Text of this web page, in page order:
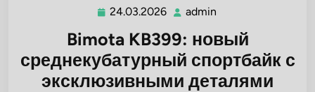
24.03.2026 24.03.2026
admin
Bimota KB399: новый
среднекубатурный спортбайк с
эксклюзивными деталями